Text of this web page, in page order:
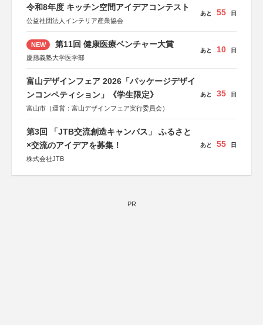
令和8年度 キッチン空間アイデアコンテスト
公益社団法人インテリア産業協会
あと 55 日
NEW 第11回 健康医療ベンチャー大賞
慶應義塾大学医学部
あと 10 日
富山デザインフェア 2026「パッケージデザイ
ンコンペティション」《学生限定》
富山市（運営：富山デザインフェア実行委員会）
あと 35 日
第3回 「JTB交流創造キャンバス」 ふるさと
×交流のアイデアを募集！
株式会社JTB
あと 55 日
PR